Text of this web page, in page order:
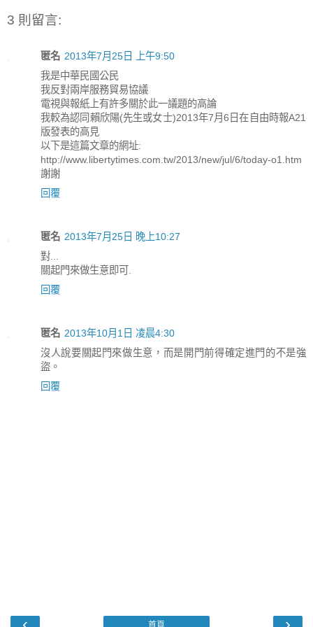
3 則留言:
匿名 2013年7月25日 上午9:50
我是中華民國公民
我反對兩岸服務貿易協議
電視與報紙上有許多關於此一議題的高論
我較為認同賴欣陽(先生或女士)2013年7月6日在自由時報A21
版發表的高見
以下是這篇文章的網址:
http://www.libertytimes.com.tw/2013/new/jul/6/today-o1.htm
謝謝
回覆
匿名 2013年7月25日 晚上10:27
對...
關起門來做生意即可.
回覆
匿名 2013年10月1日 凌晨4:30
沒人說要關起門來做生意，而是開門前得確定進門的不是強
盜。
回覆
首頁